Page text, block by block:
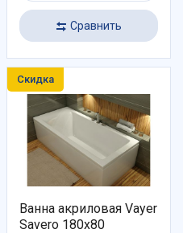
Сравнить
Скидка
Ванна акриловая Vayer
Savero 180x80